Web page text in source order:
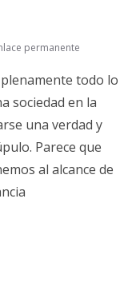
permanente
todo lo
sociedad en la
una verdad y
Parece que
al alcance de